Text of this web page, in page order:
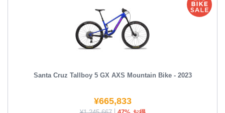
Santa Cruz Tallboy 5 GX AXS Mountain Bike - 2023
¥665,833